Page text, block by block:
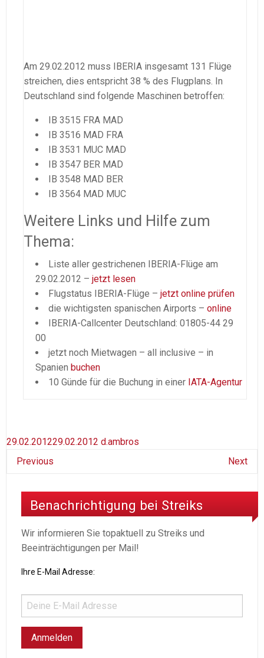
Am 29.02.2012 muss IBERIA insgesamt 131 Flüge
streichen, dies entspricht 38 % des Flugplans. In
Deutschland sind folgende Maschinen betroffen:
IB 3515 FRA MAD
IB 3516 MAD FRA
IB 3531 MUC MAD
IB 3547 BER MAD
IB 3548 MAD BER
IB 3564 MAD MUC
Weitere Links und Hilfe zum
Thema:
Liste aller gestrichenen IBERIA-Flüge am
29.02.2012 – jetzt lesen
Flugstatus IBERIA-Flüge – jetzt online prüfen
die wichtigsten spanischen Airports – online
IBERIA-Callcenter Deutschland: 01805-44 29
00
jetzt noch Mietwagen – all inclusive – in
Spanien buchen
10 Günde für die Buchung in einer IATA-Agentur
29.02.201229.02.2012 d.ambros
Previous
Next
Benachrichtigung bei Streiks
Wir informieren Sie topaktuell zu Streiks und
Beeinträchtigungen per Mail!
Ihre E-Mail Adresse: